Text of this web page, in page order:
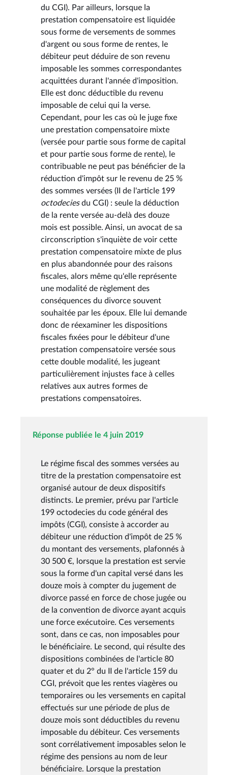
du CGI). Par ailleurs, lorsque la
prestation compensatoire est liquidée
sous forme de versements de sommes
d'argent ou sous forme de rentes, le
débiteur peut déduire de son revenu
imposable les sommes correspondantes
acquittées durant l'année d'imposition.
Elle est donc déductible du revenu
imposable de celui qui la verse.
Cependant, pour les cas où le juge fixe
une prestation compensatoire mixte
(versée pour partie sous forme de capital
et pour partie sous forme de rente), le
contribuable ne peut pas bénéficier de la
réduction d'impôt sur le revenu de 25 %
des sommes versées (II de l'article 199
octodeciesdu CGI) : seule la déduction
de la rente versée au-delà des douze
mois est possible. Ainsi, un avocat de sa
circonscription s'inquiète de voir cette
prestation compensatoire mixte de plus
en plus abandonnée pour des raisons
fiscales, alors même qu'elle représente
une modalité de règlement des
conséquences du divorce souvent
souhaitée par les époux. Elle lui demande
donc de réexaminer les dispositions
fiscales fixées pour le débiteur d'une
prestation compensatoire versée sous
cette double modalité, les jugeant
particulièrement injustes face à celles
relatives aux autres formes de
prestations compensatoires.
Réponse publiée le 4 juin 2019
Le régime fiscal des sommes versées au
titre de la prestation compensatoire est
organisé autour de deux dispositifs
distincts. Le premier, prévu par l'article
199 octodecies du code général des
impôts (CGI), consiste à accorder au
débiteur une réduction d'impôt de 25 %
du montant des versements, plafonnés à
30 500 €, lorsque la prestation est servie
sous la forme d'un capital versé dans les
douze mois à compter du jugement de
divorce passé en force de chose jugée ou
de la convention de divorce ayant acquis
une force exécutoire. Ces versements
sont, dans ce cas, non imposables pour
le bénéficiaire. Le second, qui résulte des
dispositions combinées de l'article 80
quater et du 2° du II de l'article 159 du
CGI, prévoit que les rentes viagères ou
temporaires ou les versements en capital
effectués sur une période de plus de
douze mois sont déductibles du revenu
imposable du débiteur. Ces versements
sont corrélativement imposables selon le
régime des pensions au nom de leur
bénéficiaire. Lorsque la prestation